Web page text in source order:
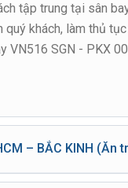
tập trung tại sân
quý khách, làm thủ
VN516 SGN - PKX
– BẮC KINH (Ăn